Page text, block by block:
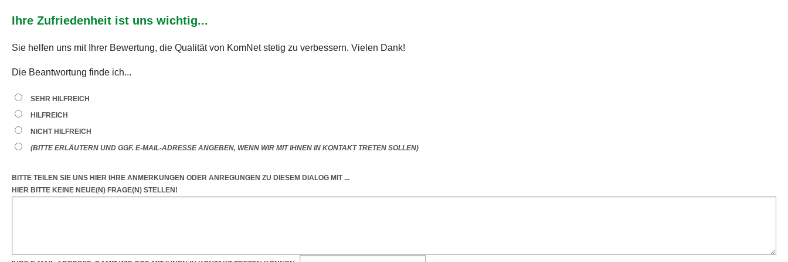
Ihre Zufriedenheit ist uns wichtig...
Sie helfen uns mit Ihrer Bewertung, die Qualität von KomNet stetig zu verbessern. Vielen Dank!
Die Beantwortung finde ich...
SEHR HILFREICH
HILFREICH
NICHT HILFREICH
(BITTE ERLÄUTERN UND GGF. E-MAIL-ADRESSE ANGEBEN, WENN WIR MIT IHNEN IN KONTAKT TRETEN SOLLEN)
BITTE TEILEN SIE UNS HIER IHRE ANMERKUNGEN ODER ANREGUNGEN ZU DIESEM DIALOG MIT ...
HIER BITTE KEINE NEUE(N) FRAGE(N) STELLEN!